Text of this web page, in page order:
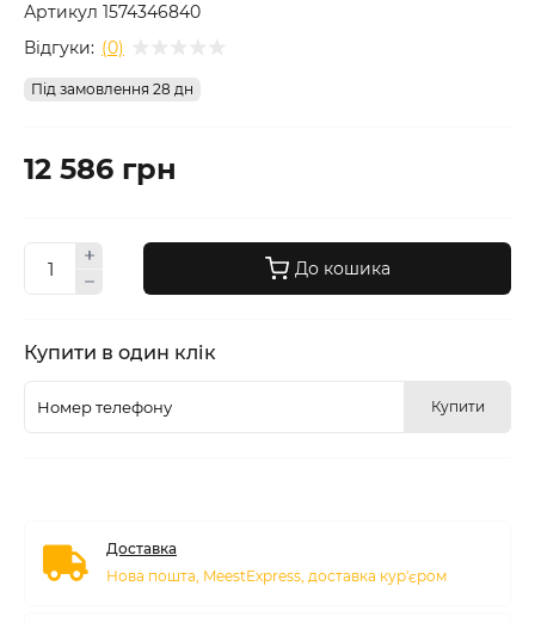
Артикул 1574346840
Відгуки: (0)
Під замовлення 28 дн
12 586 грн
До кошика
Купити в один клік
Купити
Доставка
Нова пошта, MeestExpress, доставка кур'єром